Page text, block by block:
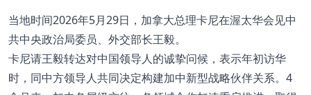
当地时间2026年5月29日，加拿大总理卡尼在渥太华会见中
共中央政治局委员、外交部长王毅。
卡尼请王毅转达对中国领导人的诚挚问候，表示年初访华
时，同中方领导人共同决定构建加中新型战略伙伴关系。4